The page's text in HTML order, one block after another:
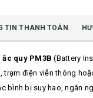
TIN THANH TOÁN
quy PM3B (Battery
trạm điện viễn thông
bình bị suy hao, ngăn